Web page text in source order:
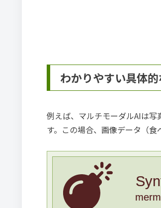
わかりやすい具体
例えば、マルチモーダルAIは
す。この場合、画像データ（食